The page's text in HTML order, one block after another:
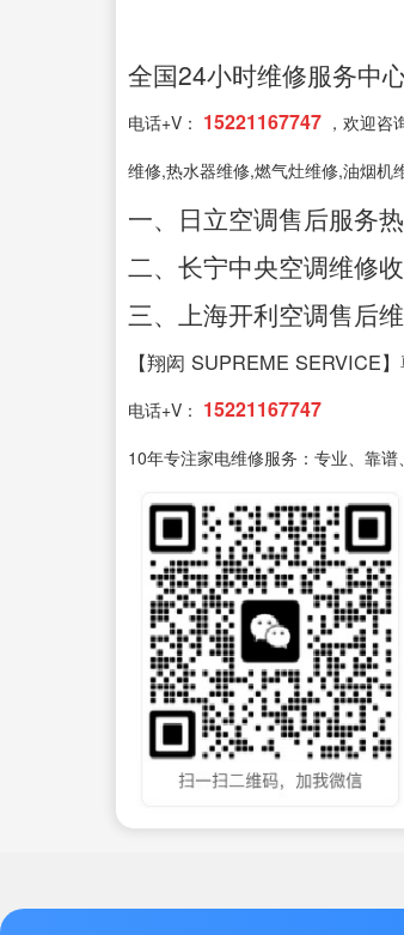
全国24小时维修服务
电话+V： 15221167747 ，欢迎
维修,热水器维修,燃气灶维修,油烟机
一、日立空调售后服务
二、长宁中央空调维修
三、上海开利空调售后
【翔闳 SUPREME SERVICE
电话+V： 15221167747
10年专注家电维修服务：专业、靠